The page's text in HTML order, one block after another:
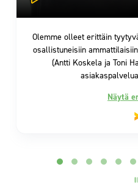
Olemme olleet erittäin
osallistuneisiin
(Antti Koskela ja Toni
Näytä